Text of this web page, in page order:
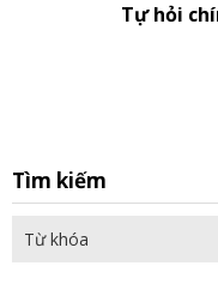
Tự hỏi
Tìm kiếm